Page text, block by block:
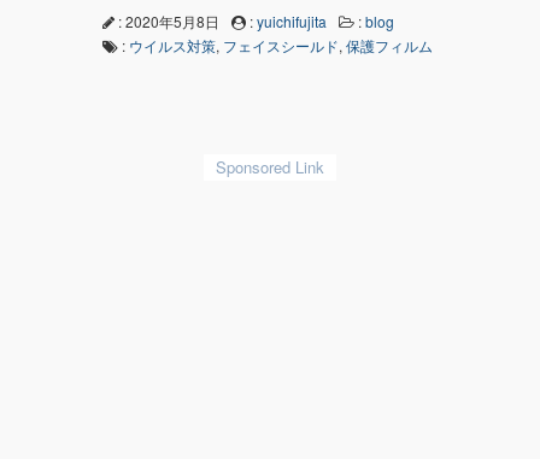
: 2020年5月8日 :yuichifujita :blog
: ウイルス対策, フェイスシールド, 保護フィルム